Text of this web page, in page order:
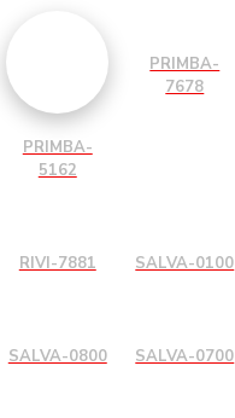
PRIMBA-
5162
PRIMBA-
7678
RIVI-7881 SALVA-0100
SALVA-0800 SALVA-0700